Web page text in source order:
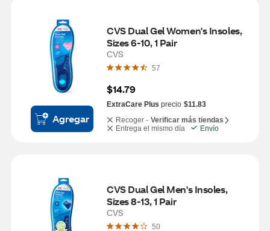
Agregar
CVS Dual Gel Women's Insoles,
Sizes 6-10, 1 Pair
CVS
57
$14.79
ExtraCare Plus precio $11.83
Recoger - Verificar más tiendas
Entrega el mismo día
Envío
CVS Dual Gel Men's Insoles,
Sizes 8-13, 1 Pair
CVS
50